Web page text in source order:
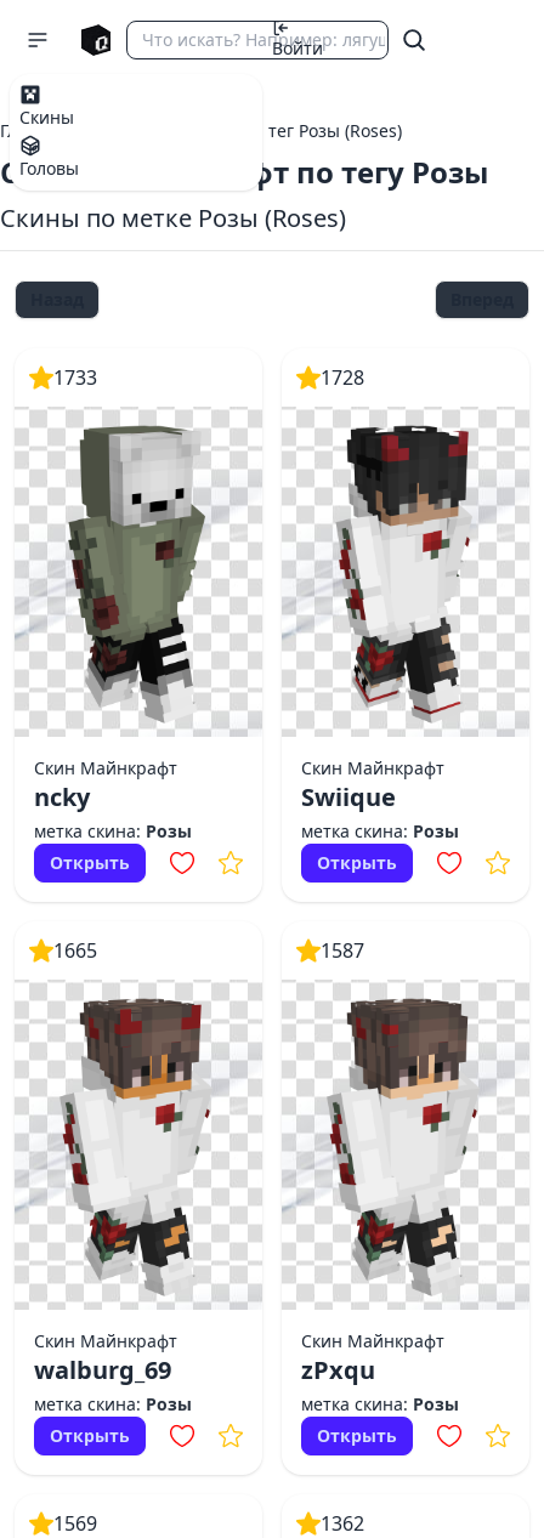
Скины
Головы
Войти
Главная тег Розы (Roses)
Скины Майнкрафт по тегу Розы
Скины по метке Розы (Roses)
1733
Скин Майнкрафт
ncky
метка скина: Розы
Открыть
1728
Скин Майнкрафт
Swiique
метка скина: Розы
Открыть
1665
Скин Майнкрафт
walburg_69
метка скина: Розы
Открыть
1587
Скин Майнкрафт
zPxqu
метка скина: Розы
Открыть
1569 1362